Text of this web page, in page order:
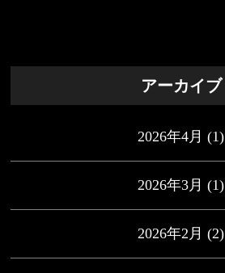
アーカイブ
2026年4月 (1)
2026年3月 (1)
2026年2月 (2)